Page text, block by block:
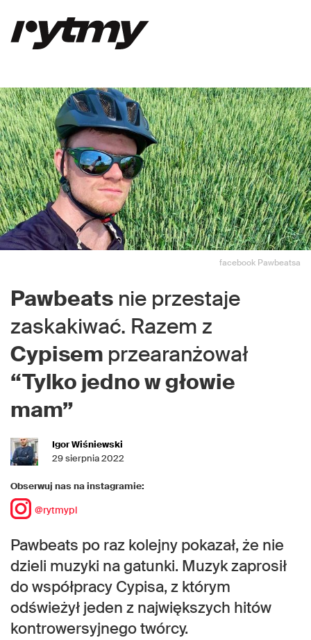
facebook Pawbeatsa
Pawbeats nie przestaje
zaskakiwać. Razem z
Cypisem przearanżował
“Tylko jedno w głowie
mam”
Igor Wiśniewski
29 sierpnia 2022
Obserwuj nas na instagramie:
@rytmypl
Pawbeats po raz kolejny pokazał, że nie
dzieli muzyki na gatunki. Muzyk zaprosił
do współpracy Cypisa, z którym
odświeżył jeden z największych hitów
kontrowersyjnego twórcy.